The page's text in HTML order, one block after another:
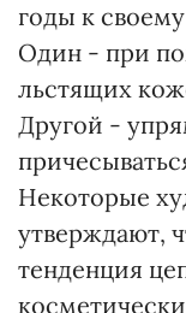
годы к
Один - при
льстящих
Другой -
Некоторые
утверждают,
тенденция